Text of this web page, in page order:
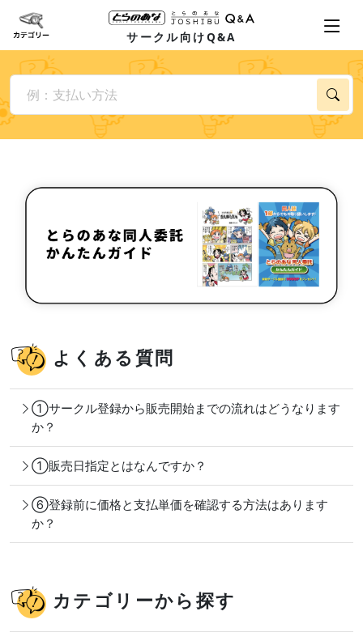
サークル向けQ&A
よくある質問
①サークル登録から販売開始までの流れはどうなります
か？
①販売日指定とはなんですか？
⑥登録前に価格と支払単価を確認する方法はあります
か？
カテゴリーから探す